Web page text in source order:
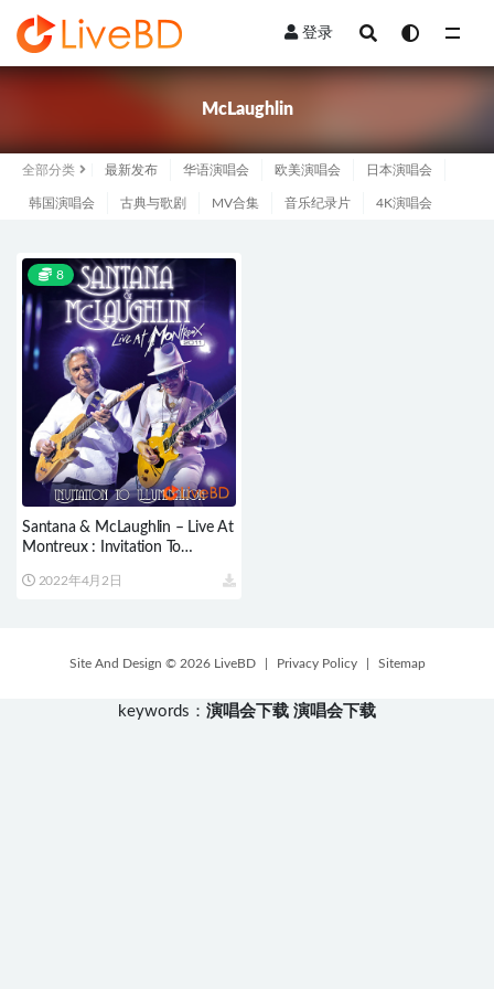
登录
McLaughlin
全部分类 最新发布 华语演唱会 欧美演唱会 日本演唱会
韩国演唱会 古典与歌剧 MV合集 音乐纪录片 4K演唱会
8
Santana & McLaughlin – Live At
Montreux : Invitation To
41.8G
2022年4月2日
Site And Design © 2026 LiveBD Privacy Policy Sitemap
keywords： 演唱会下载 演唱会下载